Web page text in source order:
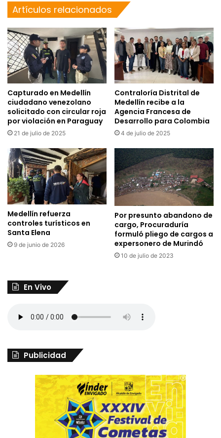
Artículos relacionados
Capturado en Medellín
ciudadano venezolano
solicitado con circular roja
por violación en Paraguay
21 de julio de 2025
Contraloría Distrital de
Medellín recibe a la
Agencia Francesa de
Desarrollo para Colombia
4 de julio de 2025
Medellín refuerza
controles turísticos en
Santa Elena
9 de junio de 2026
Por presunto abandono de
cargo, Procuraduría
formuló pliego de cargos a
expersonero de Murindó
10 de julio de 2023
En Vivo
Publicidad